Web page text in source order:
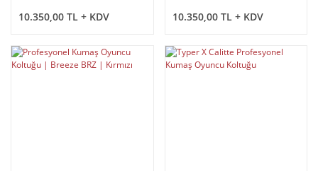
10.350,00 TL + KDV 10.350,00 TL + KDV